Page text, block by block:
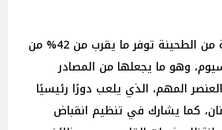
وأضاف أن هذه الكمية من الطحينة توفر ما يقرب من 42% من
وهو ما يجعلها من المصادر
المهم، الذي يلعب دورًا رئيسيًا
كما يشارك في تنظيم انقباض